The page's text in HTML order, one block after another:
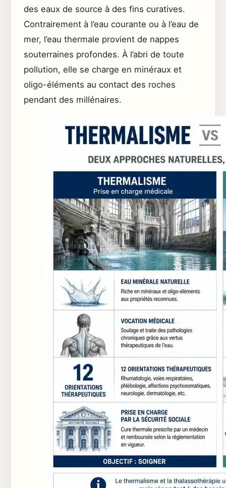
des eaux de source à des fins curatives.
Contrairement à l’eau courante ou à l’eau de
mer, l’eau thermale provient de nappes
souterraines profondes. À l’abri de toute
pollution, elle se charge en minéraux et
oligo-éléments au contact des roches
pendant des millénaires.